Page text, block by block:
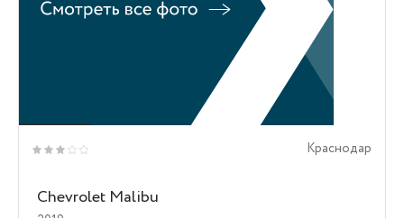
Краснодар
Chevrolet Malibu